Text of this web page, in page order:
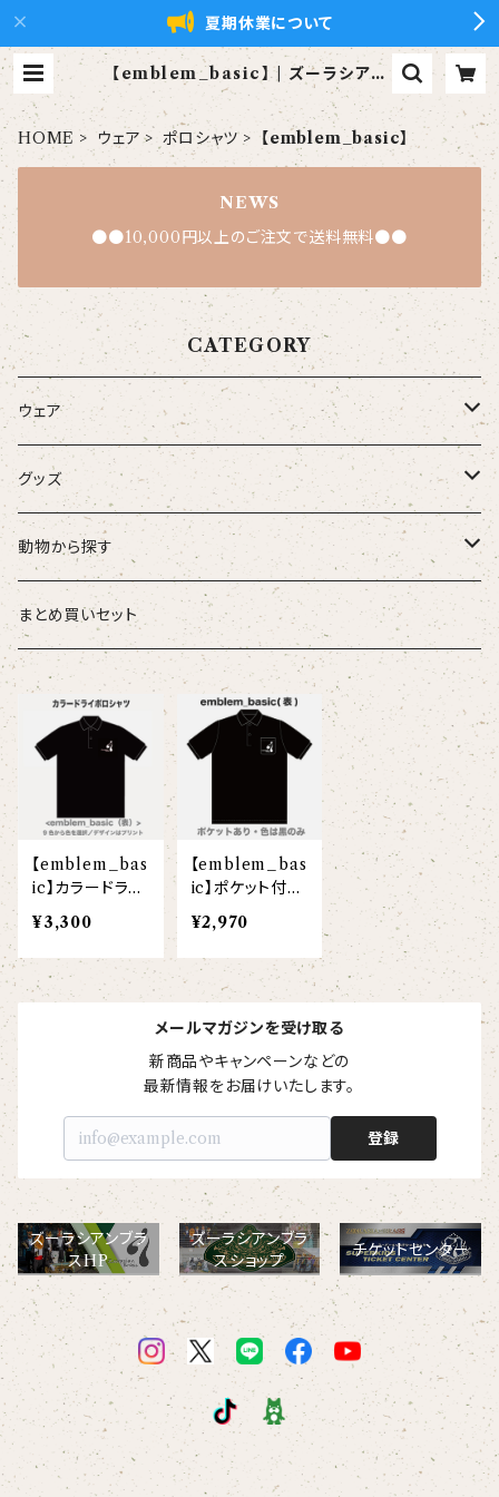
夏期休業について
【emblem_basic】 | ズーラシアン
ブラス【xZBt】公式ショップ
HOME ウェア ポロシャツ 【emblem_basic】
NEWS
●●10,000円以上のご注文で送料無料●●
CATEGORY
ウェア
大人
こども
ベビー
スタイ
カバーオール
Tシャツ
Tシャツ（半袖）
【face】
【kakugen】
【hibiscus】
【I love】
【EVENT ※期間限定商品】
【xx's day】
【birthday】
【anniversary】
【Allstar】
オーバーサイズTシャツ（半袖）
【custom_point】
【face_point】
【resort】
マグナムウェイトビッグシルエットTシャツ
【hello(刺繍)】
ベースボールシャツ
ポロシャツ
【6faces】
カラードライポロシャツ
【Brass_emblem】
ボタンダウン半袖シャツ
オックスフォード長袖シャツ
プルオーバーパーカー
フルジップパーカー
ドライジップパーカー
ドライストレッチプルオーバーパーカー
トレーナー
スウェットパンツ
アウター
Tシャツ（長袖）
【chara】
【custom_point】
ハット・ネックウォーマー
グッズ
タオル・ハンカチ
ポーチ
トートバッグ
おけいこバッグ
デニムトート
ジュートバッグ
ブランケット
ペットアイテム
巾着
サコッシュ
バックパック・リュック
動物から探す
ズーラシアンブラス
オカピ
インドライオン
マレーバク
スマトラトラ
ホッキョクグマ
弦うさぎ
メグ
ベス
ジョー
ハンナ
サキソフォックス
ラトゥール
ラフィット
ムートン
クラリキャット
メリッサ
ことふえパピヨン
パーカッション
リトルシスタードール
たたきのトリ アイリス
たたきのトリ スカーレット
ズーラシアンフィルハーモニー管弦楽団
ジャイアントパンダ
ゴールデンターキン
オセロット
グランパバク
アンクルバク
カズンバク
セクション
指揮者3人衆
トラ軍団
トランペッターズ
バク一族
パーカッションチーム
まとめ買いセット
【emblem_bas
ic】カラードライ
ポロシャツ
¥3,300
【emblem_bas
ic】ポケット付き
ポロシャツ
¥2,970
メールマガジンを受け取る
新商品やキャンペーンなどの
最新情報をお届けいたします。
登録
ズーラシアンブラ
スHP
ズーラシアンブラ
スショップ
チケットセンター